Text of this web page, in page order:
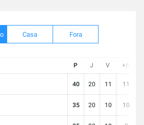
Casa Fora
P J V +/-
40 20 11 11
35 20 10 10